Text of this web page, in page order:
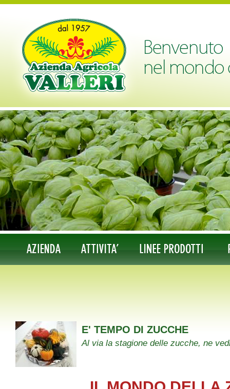
E' TEMPO DI ZUCCHE
Al via la stagione delle zucche, ne